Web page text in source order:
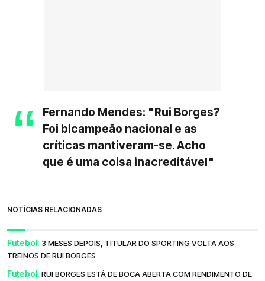
Fernando Mendes: "Rui Borges?
Foi bicampeão nacional e as
críticas mantiveram-se. Acho
que é uma coisa inacreditável"
NOTÍCIAS RELACIONADAS
Futebol. 3 MESES DEPOIS, TITULAR DO SPORTING VOLTA AOS
TREINOS DE RUI BORGES
Futebol. RUI BORGES ESTÁ DE BOCA ABERTA COM RENDIMENTO DE